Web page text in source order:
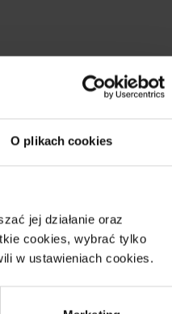
O plikach cookies
jej działanie oraz
cookies, wybrać tylko
w ustawieniach cookies.